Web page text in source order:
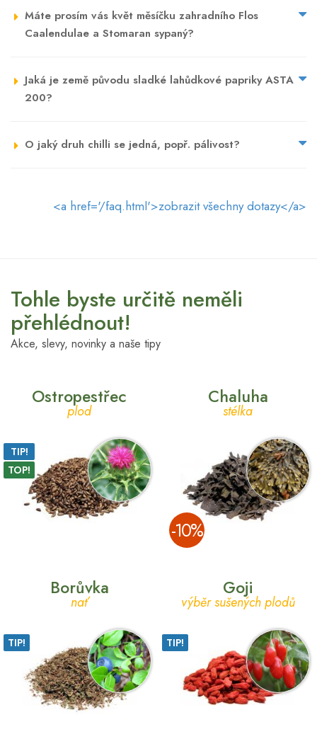
Máte prosím vás květ měsíčku zahradního Flos
Caalendulae a Stomaran sypaný?
Jaká je země původu sladké lahůdkové papriky ASTA
200?
O jaký druh chilli se jedná, popř. pálivost?
<a href='/faq.html'>zobrazit všechny dotazy</a>
Tohle byste určitě neměli
přehlédnout!
Akce, slevy, novinky a naše tipy
Ostropestřec
plod
TIP!
TOP!
Chaluha
stélka
­-10%
Borůvka
nať
TIP!
Goji
výběr sušených plodů
TIP!